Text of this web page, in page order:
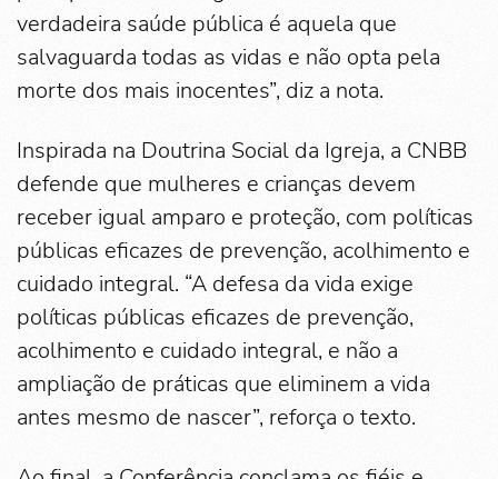
verdadeira saúde pública é aquela que
salvaguarda todas as vidas e não opta pela
morte dos mais inocentes”, diz a nota.
Inspirada na Doutrina Social da Igreja, a CNBB
defende que mulheres e crianças devem
receber igual amparo e proteção, com políticas
públicas eficazes de prevenção, acolhimento e
cuidado integral. “A defesa da vida exige
políticas públicas eficazes de prevenção,
acolhimento e cuidado integral, e não a
ampliação de práticas que eliminem a vida
antes mesmo de nascer”, reforça o texto.